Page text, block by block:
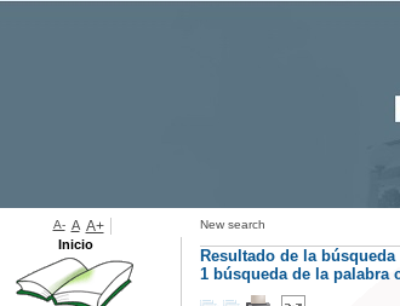
New search
Resultado de la búsqueda
1 búsqueda de la palabra
A- A A+
Inicio